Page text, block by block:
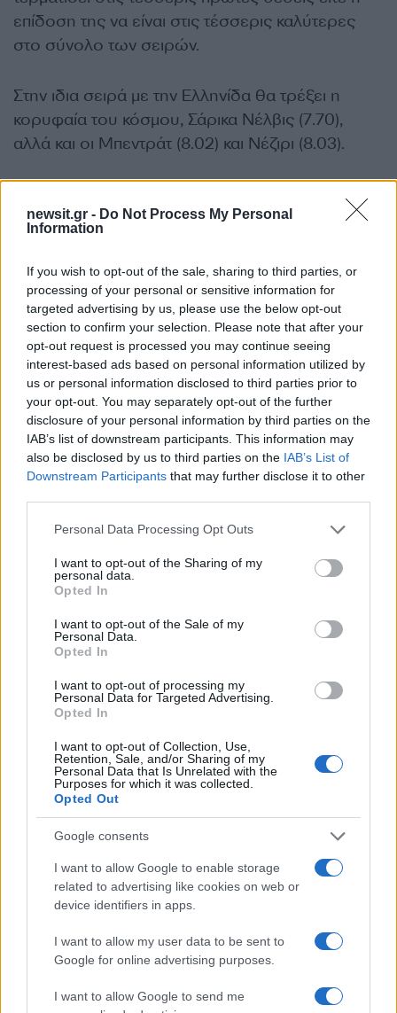
newsit.gr - Do Not Process My Personal
Information
If you wish to opt-out of the sale, sharing to third parties, or
processing of your personal or sensitive information for
targeted advertising by us, please use the below opt-out
section to confirm your selection. Please note that after your
opt-out request is processed you may continue seeing
interest-based ads based on personal information utilized by
us or personal information disclosed to third parties prior to
your opt-out. You may separately opt-out of the further
disclosure of your personal information by third parties on the
IAB’s list of downstream participants. This information may
also be disclosed by us to third parties on the IAB’s List of
Downstream Participants that may further disclose it to other
Please note that this website/app uses one or more Google
not limited to your visit or usage behaviour. You may click to
grant or deny consent to Google and its third-party tags to
use your data for below specified purposes in below Google
consent section.
Personal Data Processing Opt Outs
I want to opt-out of the Sharing of my
personal data.
Opted In
I want to opt-out of the Sale of my
Personal Data.
Opted In
I want to opt-out of processing my
Personal Data for Targeted Advertising.
Opted In
I want to opt-out of Collection, Use,
Retention, Sale, and/or Sharing of my
Personal Data that Is Unrelated with the
Purposes for which it was collected.
Opted Out
Google consents
I want to allow Google to enable storage
related to advertising like cookies on web or
device identifiers in apps.
I want to allow my user data to be sent to
Google for online advertising purposes.
I want to allow Google to send me
επίδοση της να είναι στις τέσσερις καλύτερες
στο σύνολο των σειρών.
Στην ιδια σειρά με την Ελληνίδα θα τρέξει η
κορυφαία του κόσμου, Σάρικα Νέλβις (7.70),
αλλά και οι Μπεντράτ (8.02) και Νέζιρι (8.03).
Στα 60 μ. η Σπανουδάκη
καριέρας της μετέχει η Ραφαέλα Σπανουδάκη
στα 60 μέτρα. Η νεαρή αθλήτρια έχει ατομικό
ρεκόρ 7.29 από το φετινό Πανελλήνιο
Πρωτάθλημα, χρόνο που θα επιδιώξει να
προσεγγίσει στον προκριματικό της
διοργάνωσης. Η Σπανουδάκη έχει τον έκτο
χρόνο της 5ης προκριματικής σειράς στην οποία
θα τρέξει. Την πρόκριση για τον ημιτελικό θα
πάρουν οι τρεις πρώτες κάθε σειράς και οι έξι
Παρασκευή (2/3) ΕΡΤ2 12.00/21.05
12.00 60 μ. (Α) 7αθλου
12.18 60 μ. εμπ. (Γ) 5αθλου
12.35 60 μ. (Γ) προκριματικός Σπανουδάκη
12.40 Μήκος (Α) 7αθλου
13.20 400 μ. (Α) προκριματικός
13.55 Υψος (Γ) 7αθλου
14.00 Σφαιροβολία (Α) 7αθλου